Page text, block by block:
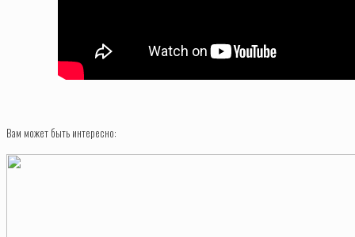
Вам может быть интересно: